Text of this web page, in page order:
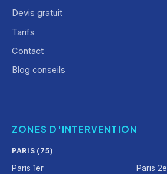
Devis gratuit
Tarifs
Contact
Blog conseils
ZONES D'INTERVENTION
PARIS (75)
Paris 1er
Paris 2e